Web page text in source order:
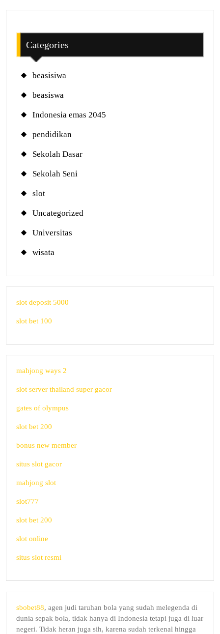
Categories
beasisiwa
beasiswa
Indonesia emas 2045
pendidikan
Sekolah Dasar
Sekolah Seni
slot
Uncategorized
Universitas
wisata
slot deposit 5000
slot bet 100
mahjong ways 2
slot server thailand super gacor
gates of olympus
slot bet 200
bonus new member
situs slot gacor
mahjong slot
slot777
slot bet 200
slot online
situs slot resmi
sbobet88, agen judi taruhan bola yang sudah melegenda di
dunia sepak bola, tidak hanya di Indonesia tetapi juga di luar
negeri. Tidak heran juga sih, karena sudah terkenal hingga